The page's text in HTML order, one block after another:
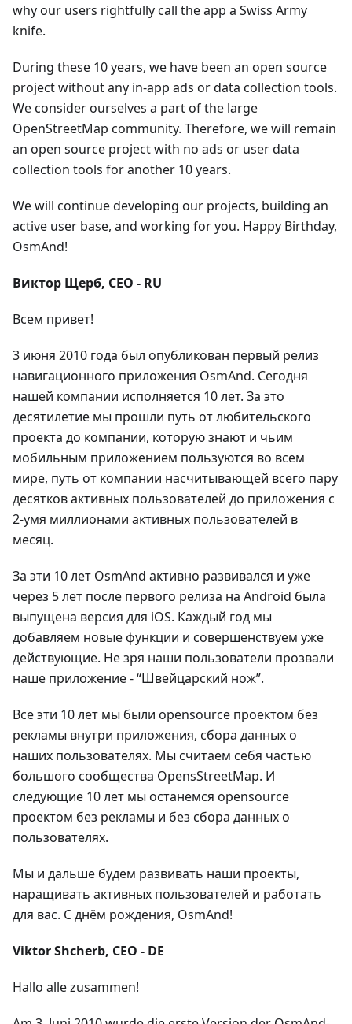
why our users rightfully call the app a Swiss Army
knife.
During these 10 years, we have been an open source
project without any in-app ads or data collection tools.
We consider ourselves a part of the large
OpenStreetMap community. Therefore, we will remain
an open source project with no ads or user data
collection tools for another 10 years.
We will continue developing our projects, building an
active user base, and working for you. Happy Birthday,
OsmAnd!
Виктор Щерб, CEO - RU
Всем привет!
3 июня 2010 года был опубликован первый релиз
навигационного приложения OsmAnd. Сегодня
нашей компании исполняется 10 лет. За это
десятилетие мы прошли путь от любительского
проекта до компании, которую знают и чьим
мобильным приложением пользуются во всем
мире, путь от компании насчитывающей всего пару
десятков активных пользователей до приложения с
2-умя миллионами активных пользователей в
месяц.
За эти 10 лет OsmAnd активно развивался и уже
через 5 лет после первого релиза на Android была
выпущена версия для iOS. Каждый год мы
добавляем новые функции и совершенствуем уже
действующие. Не зря наши пользователи прозвали
наше приложение - “Швейцарский нож”.
Все эти 10 лет мы были opensource проектом без
рекламы внутри приложения, сбора данных о
наших пользователях. Мы считаем себя частью
большого сообщества OpensStreetMap. И
следующие 10 лет мы останемся opensource
проектом без рекламы и без сбора данных о
пользователях.
Мы и дальше будем развивать наши проекты,
наращивать активных пользователей и работать
для вас. С днём рождения, OsmAnd!
Viktor Shcherb, CEO - DE
Hallo alle zusammen!